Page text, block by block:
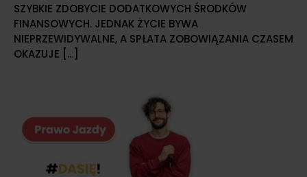
SZYBKIE ZDOBYCIE DODATKOWYCH ŚRODKÓW
FINANSOWYCH. JEDNAK ŻYCIE BYWA
NIEPRZEWIDYWALNE, A SPŁATA ZOBOWIĄZANIA CZASEM
OKAZUJE […]